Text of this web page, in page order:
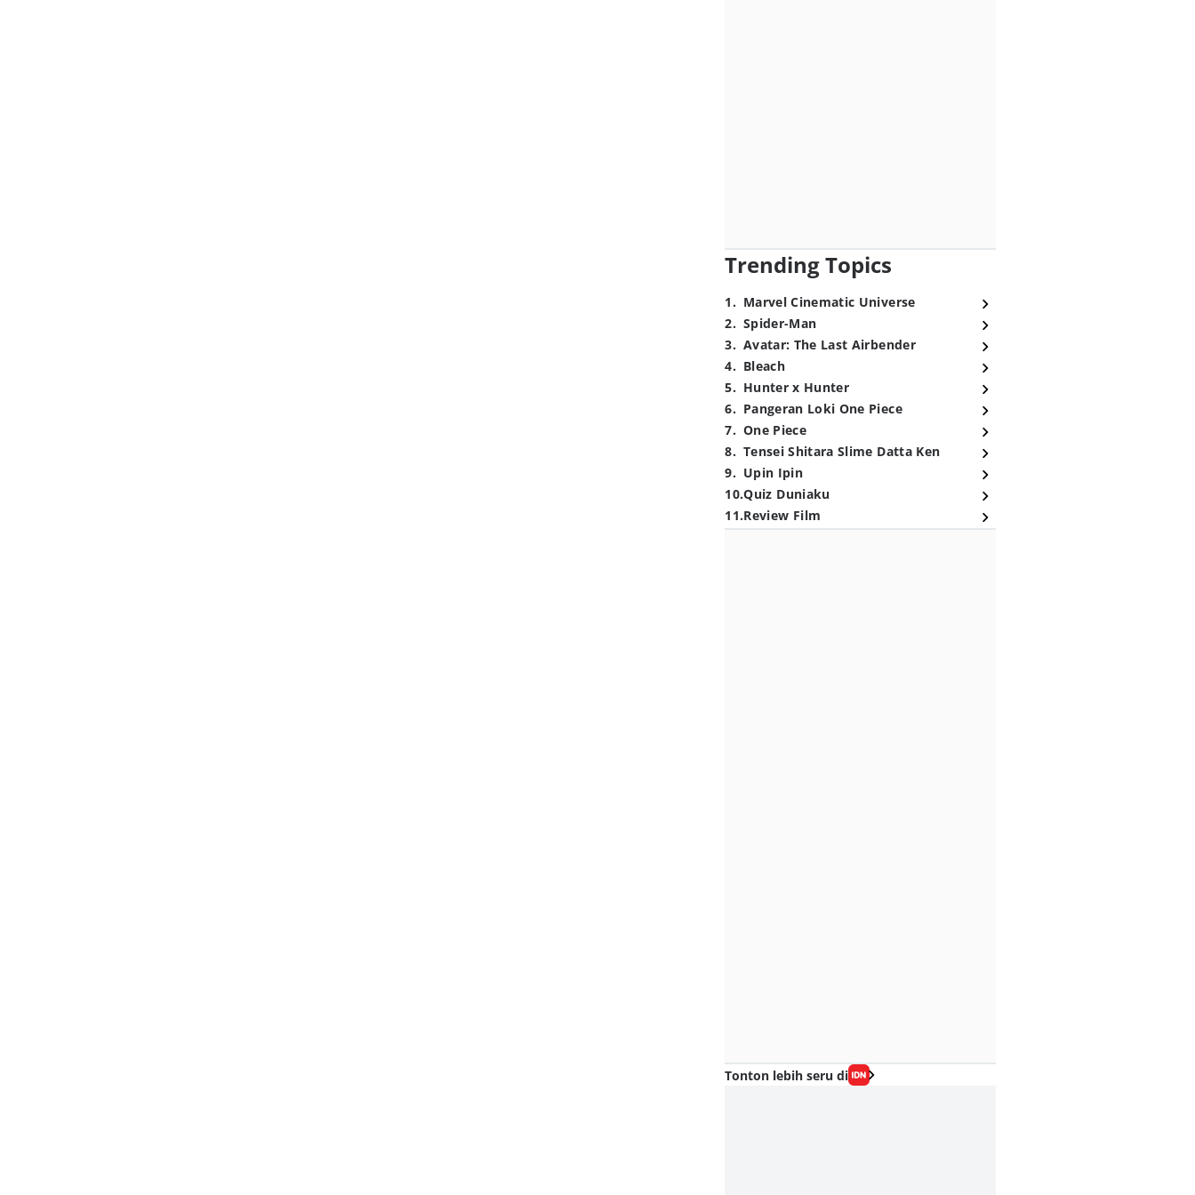
Trending Topics
1. Marvel Cinematic Universe
2. Spider-Man
3. Avatar: The Last Airbender
4. Bleach
5. Hunter x Hunter
6. Pangeran Loki One Piece
7. One Piece
8. Tensei Shitara Slime Datta Ken
9. Upin Ipin
10.Quiz Duniaku
11.Review Film
Tonton lebih seru di